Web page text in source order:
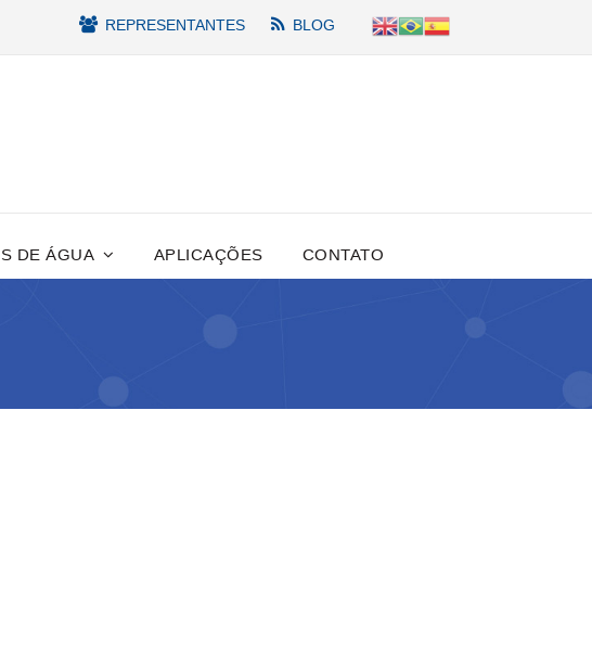
REPRESENTANTES BLOG
DE ÁGUA APLICAÇÕES CONTATO